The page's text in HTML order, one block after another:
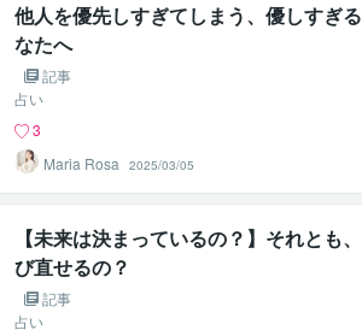
他人を優先しすぎてしまう、優しすぎ
なたへ
記事
占い
3
Maria Rosa
2025/03/05
【未来は決まっているの？】それとも
び直せるの？
記事
占い